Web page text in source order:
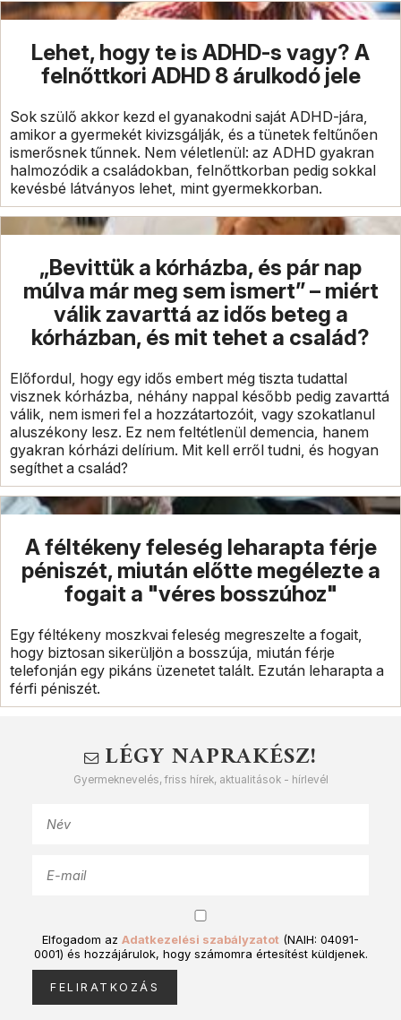
Lehet, hogy te is ADHD-s vagy? A
felnőttkori ADHD 8 árulkodó jele
Sok szülő akkor kezd el gyanakodni saját ADHD-jára,
amikor a gyermekét kivizsgálják, és a tünetek feltűnően
ismerősnek tűnnek. Nem véletlenül: az ADHD gyakran
halmozódik a családokban, felnőttkorban pedig sokkal
kevésbé látványos lehet, mint gyermekkorban.
„Bevittük a kórházba, és pár nap
múlva már meg sem ismert” – miért
válik zavarttá az idős beteg a
kórházban, és mit tehet a család?
Előfordul, hogy egy idős embert még tiszta tudattal
visznek kórházba, néhány nappal később pedig zavarttá
válik, nem ismeri fel a hozzátartozóit, vagy szokatlanul
aluszékony lesz. Ez nem feltétlenül demencia, hanem
gyakran kórházi delírium. Mit kell erről tudni, és hogyan
segíthet a család?
A féltékeny feleség leharapta férje
péniszét, miután előtte megélezte a
fogait a "véres bosszúhoz"
Egy féltékeny moszkvai feleség megreszelte a fogait,
hogy biztosan sikerüljön a bosszúja, miután férje
telefonján egy pikáns üzenetet talált. Ezután leharapta a
férfi péniszét.
LÉGY NAPRAKÉSZ!
Gyermeknevelés, friss hírek, aktualitások - hírlevél
Elfogadom az Adatkezelési szabályzatot (NAIH: 04091-
0001) és hozzájárulok, hogy számomra értesítést küldjenek.